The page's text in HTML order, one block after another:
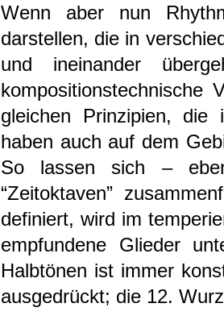
Wenn aber nun
darstellen, die in
und ineinander
kompositionstechnische
gleichen Prinzipien, die
haben auch auf dem
So lassen sich –
“Zeitoktaven”
definiert, wird im
empfundene Glieder
Halbtönen ist immer
ausgedrückt; die 12.